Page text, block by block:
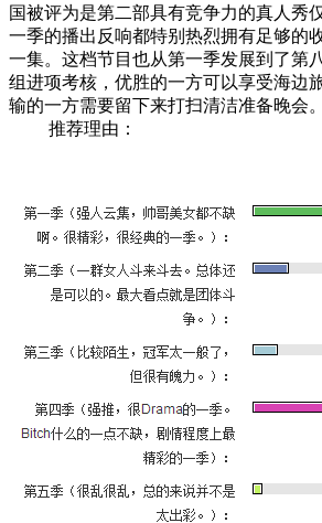
国被评为是第二部具有竞争力的真人秀
一季的播出反响都特别热烈拥有足够的
一集。这档节目也从第一季发展到了第
组进项考核，优胜的一方可以享受海边
输的一方需要留下来打扫清洁准备晚会。
推荐理由：